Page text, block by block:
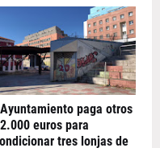
paga otros
euros para
tres lonjas de